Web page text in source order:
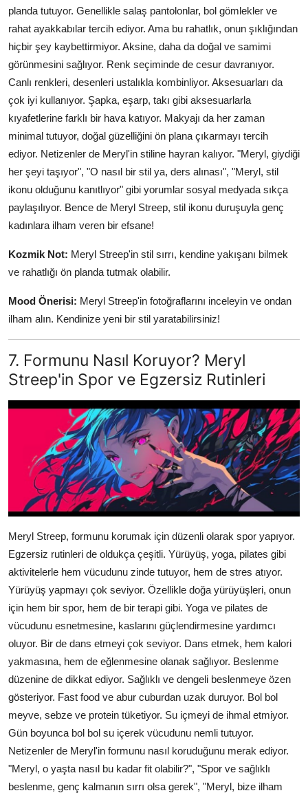
planda tutuyor. Genellikle salaş pantolonlar, bol gömlekler ve
rahat ayakkabılar tercih ediyor. Ama bu rahatlık, onun şıklığından
hiçbir şey kaybettirmiyor. Aksine, daha da doğal ve samimi
görünmesini sağlıyor. Renk seçiminde de cesur davranıyor.
Canlı renkleri, desenleri ustalıkla kombinliyor. Aksesuarları da
çok iyi kullanıyor. Şapka, eşarp, takı gibi aksesuarlarla
kıyafetlerine farklı bir hava katıyor. Makyajı da her zaman
minimal tutuyor, doğal güzelliğini ön plana çıkarmayı tercih
ediyor. Netizenler de Meryl'in stiline hayran kalıyor. "Meryl, giydiği
her şeyi taşıyor", "O nasıl bir stil ya, ders alınası", "Meryl, stil
ikonu olduğunu kanıtlıyor" gibi yorumlar sosyal medyada sıkça
paylaşılıyor. Bence de Meryl Streep, stil ikonu duruşuyla genç
kadınlara ilham veren bir efsane!
Kozmik Not: Meryl Streep'in stil sırrı, kendine yakışanı bilmek
ve rahatlığı ön planda tutmak olabilir.
Mood Önerisi: Meryl Streep'in fotoğraflarını inceleyin ve ondan
ilham alın. Kendinize yeni bir stil yaratabilirsiniz!
7. Formunu Nasıl Koruyor? Meryl
Streep'in Spor ve Egzersiz Rutinleri
Meryl Streep, formunu korumak için düzenli olarak spor yapıyor.
Egzersiz rutinleri de oldukça çeşitli. Yürüyüş, yoga, pilates gibi
aktivitelerle hem vücudunu zinde tutuyor, hem de stres atıyor.
Yürüyüş yapmayı çok seviyor. Özellikle doğa yürüyüşleri, onun
için hem bir spor, hem de bir terapi gibi. Yoga ve pilates de
vücudunu esnetmesine, kaslarını güçlendirmesine yardımcı
oluyor. Bir de dans etmeyi çok seviyor. Dans etmek, hem kalori
yakmasına, hem de eğlenmesine olanak sağlıyor. Beslenme
düzenine de dikkat ediyor. Sağlıklı ve dengeli beslenmeye özen
gösteriyor. Fast food ve abur cuburdan uzak duruyor. Bol bol
meyve, sebze ve protein tüketiyor. Su içmeyi de ihmal etmiyor.
Gün boyunca bol bol su içerek vücudunu nemli tutuyor.
Netizenler de Meryl'in formunu nasıl koruduğunu merak ediyor.
"Meryl, o yaşta nasıl bu kadar fit olabilir?", "Spor ve sağlıklı
beslenme, genç kalmanın sırrı olsa gerek", "Meryl, bize ilham